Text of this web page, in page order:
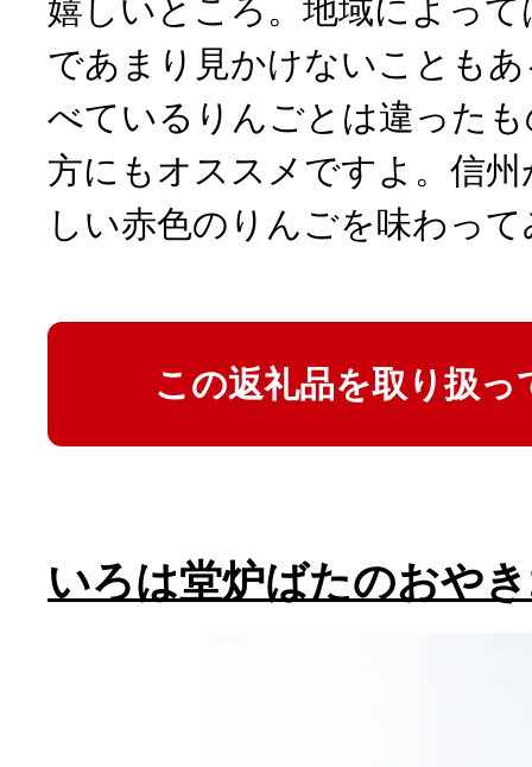
嬉しいところ。地域によっ
であまり見かけないことも
べているりんごとは違った
方にもオススメですよ。信
しい赤色のりんごを味わっ
この返礼品を取り扱っ
いろは堂炉ばたのおや